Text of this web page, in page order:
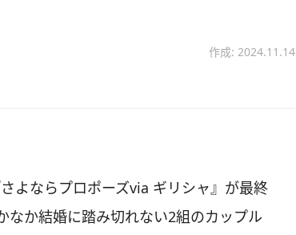
作成: 2024.11.14
よならプロポーズvia ギリシャ』が最終
なか結婚に踏み切れない2組のカップル